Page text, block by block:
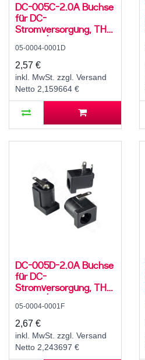
DC-005C-2.0A Buchse
für DC-
Stromversorgung, THT,
für 5,5 / 2,1 mm
Hohlstecker, 24 V, 3 A,
90°, -20..70 °C
05-0004-0001D
2,57 €
inkl. MwSt. zzgl. Versand
Netto 2,159664 €
DC-005D-2.0A Buchse
für DC-
Stromversorgung, THT,
für 5,5 / 2,1 mm
Hohlstecker, 24 V, 3 A,
90°, -25..80 °C
05-0004-0001F
2,67 €
inkl. MwSt. zzgl. Versand
Netto 2,243697 €